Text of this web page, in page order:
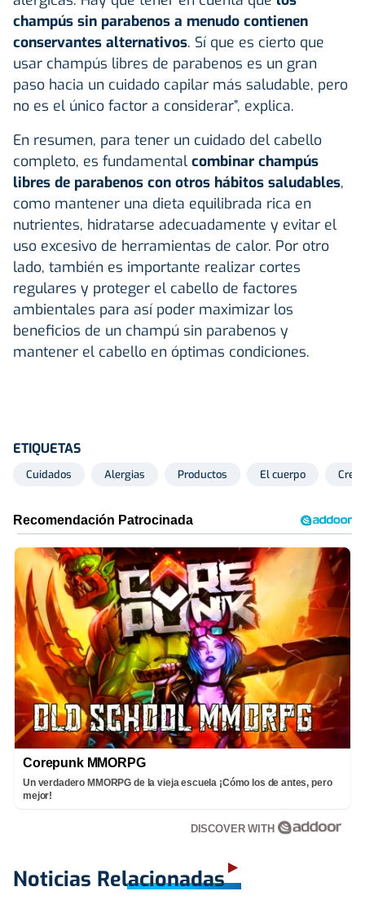
champús sin parabenos a menudo contienen
conservantes alternativos. Sí que es cierto que
usar champús libres de parabenos es un gran
paso hacia un cuidado capilar más saludable, pero
no es el único factor a considerar”, explica.
En resumen, para tener un cuidado del cabello
completo, es fundamental combinar champús
libres de parabenos con otros hábitos saludables,
como mantener una dieta equilibrada rica en
nutrientes, hidratarse adecuadamente y evitar el
uso excesivo de herramientas de calor. Por otro
lado, también es importante realizar cortes
regulares y proteger el cabello de factores
ambientales para así poder maximizar los
beneficios de un champú sin parabenos y
mantener el cabello en óptimas condiciones.
ETIQUETAS
Cuidados Alergias Productos El cuerpo
Corepunk MMORPG
Un verdadero MMORPG de la vieja escuela ¡Cómo los de antes, pero
mejor!
DISCOVER WITH
Noticias Relacionadas